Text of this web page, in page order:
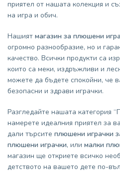
приятел от нашата колекция и
на игра и обич.
Нашият магазин за плюшени
огромно разнообразие, но и
качество. Всички продукти са
които са меки, издръжливи и
можете да бъдете спокойни, че
безопасни и здрави играчки.
Разгледайте нашата категория
намерете идеалния приятел за
дали търсите плюшени играчки
плюшени играчки, или малки
магазин ще откриете всичко
детството на вашето дете по-